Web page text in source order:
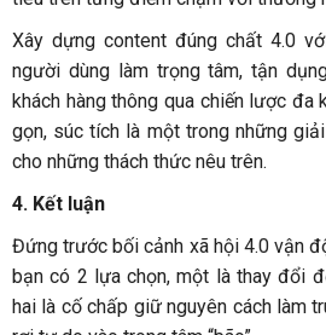
Xây dựng content đúng chất 4.0
người dùng làm trọng tâm, tận
khách hàng thông qua chiến lược đa
gọn, súc tích là một trong những
cho những thách thức nêu trên.
4. Kết luận
Đứng trước bối cảnh xã hội 4.0 vận
bạn có 2 lựa chọn, một là thay đổi
hai là cố chấp giữ nguyên cách làm